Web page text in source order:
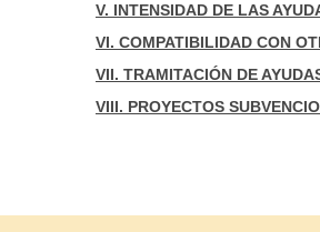
V. INTENSIDAD DE LAS
VI. COMPATIBILIDAD CON
VII. TRAMITACIÓN DE
VIII. PROYECTOS